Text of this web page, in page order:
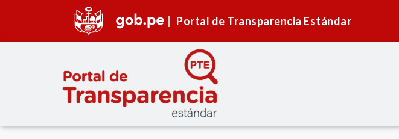
Portal de Transparencia Estándar